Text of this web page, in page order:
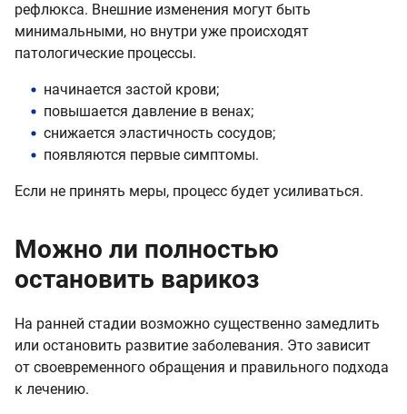
рефлюкса. Внешние изменения могут быть
минимальными, но внутри уже происходят
патологические процессы.
начинается застой крови;
повышается давление в венах;
снижается эластичность сосудов;
появляются первые симптомы.
Если не принять меры, процесс будет усиливаться.
Можно ли полностью
остановить варикоз
На ранней стадии возможно существенно замедлить
или остановить развитие заболевания. Это зависит
от своевременного обращения и правильного подхода
к лечению.